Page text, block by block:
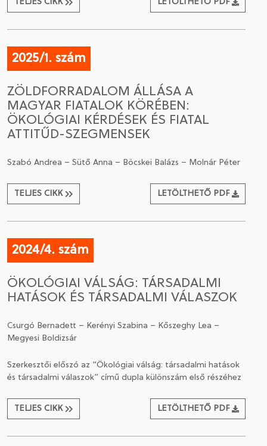
TELJES CIKK LETÖLTHETŐ PDF
2025/1. szám
ZÖLDFORRADALOM ÁLLÁSA A
MAGYAR FIATALOK KÖRÉBEN:
ÖKOLÓGIAI KÉRDÉSEK ÉS FIATAL
ATTITŰD-SZEGMENSEK
Szabó Andrea – Sütő Anna – Böcskei Balázs – Molnár Péter
TELJES CIKK LETÖLTHETŐ PDF
2024/4. szám
ÖKOLÓGIAI VÁLSÁG: TÁRSADALMI
HATÁSOK ÉS TÁRSADALMI VÁLASZOK
Csurgó Bernadett – Kerényi Szabina – Kőszeghy Lea –
Megyesi Boldizsár
Szerkesztői előszó az “Ökológiai válság: társadalmi hatások
és társadalmi válaszok” című dupla különszám első részéhez
TELJES CIKK LETÖLTHETŐ PDF